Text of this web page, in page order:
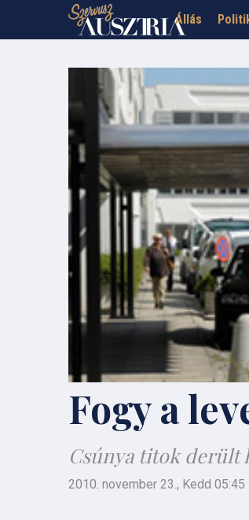
Állás
Fogy a
Csúnya titok derült
2010. november 23., Kedd 05:45